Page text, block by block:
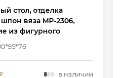
стол, отделка
вяза MP-2306,
из фигурного
в наличии